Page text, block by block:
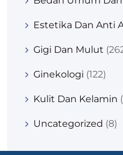
Estetika Dan Anti
Gigi Dan Mulut
Ginekologi (122)
Kulit Dan Kelamin
Uncategorized (8)